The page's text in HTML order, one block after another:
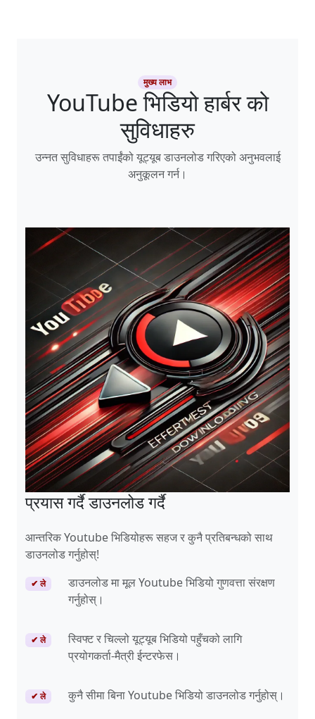
मुख्य लाभ
YouTube भिडियो हार्बर को
सुविधाहरु
उन्नत सुविधाहरू तपाईंको यूट्यूब डाउनलोड गरिएको अनुभवलाई
अनुकूलन गर्न।
प्रयास गर्दै डाउनलोड गर्दै
आन्तरिक Youtube भिडियोहरू सहज र कुनै प्रतिबन्धको साथ
डाउनलोड गर्नुहोस्!
✔ ले
डाउनलोड मा मूल Youtube भिडियो गुणवत्ता संरक्षण
गर्नुहोस्।
✔ ले
स्विफ्ट र चिल्लो यूट्यूब भिडियो पहुँचको लागि
प्रयोगकर्ता-मैत्री ईन्टरफेस।
✔ ले कुनै सीमा बिना Youtube भिडियो डाउनलोड गर्नुहोस्।